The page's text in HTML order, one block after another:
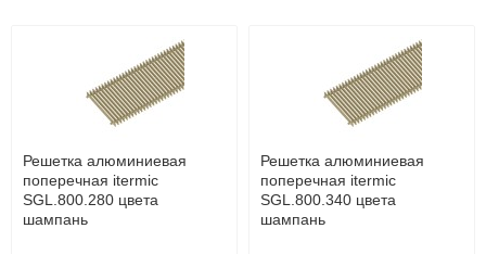
Доставка сантехники по Москве и Московской области
Наличный расчёт
Банковской картой на сайте в режиме реального
времени
Банковской картой при получении товара как при
Интернет-деньгами (Yandex-деньги, Web-money,
Qiwi-кошельки и другие).
Безналичный расчёт (возможно и с НДС)
подробнее...
Решетка алюминиевая
поперечная itermic
SGL.800.280 цвета
шампань
Решетка алюминиевая
поперечная itermic
SGL.800.340 цвета
шампань